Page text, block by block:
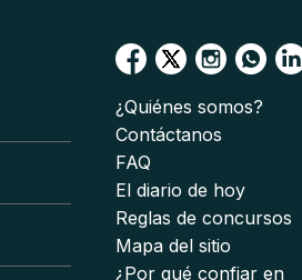
¿Quiénes somos?
Contáctanos
FAQ
El diario de hoy
Reglas de concursos
Mapa del sitio
¿Por qué confiar en